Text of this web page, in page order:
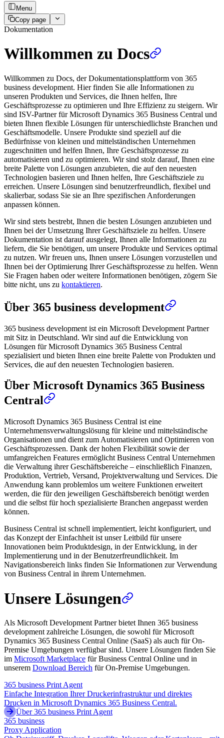
Menu
Copy page
Dokumentation
Willkommen zu Docs
Willkommen zu Docs, der Dokumentationsplattform von 365
business development. Hier finden Sie alle Informationen zu
unseren Produkten und Services, die Ihnen helfen, Ihre
Geschäftsprozesse zu optimieren und Ihre Effizienz zu steigern. Wir
sind ISV-Partner für Microsoft Dynamics 365 Business Central und
bieten Ihnen flexible Lösungen für unterschiedlichste Branchen und
Geschäftsmodelle. Unsere Produkte sind speziell auf die
Bedürfnisse von kleinen und mittelständischen Unternehmen
zugeschnitten und helfen Ihnen, Ihre Geschäftsprozesse zu
automatisieren und zu optimieren. Wir sind stolz darauf, Ihnen eine
breite Palette von Lösungen anzubieten, die auf den neuesten
Technologien basieren und Ihnen helfen, Ihre Geschäftsziele zu
erreichen. Unsere Lösungen sind benutzerfreundlich, flexibel und
skalierbar, sodass Sie sie an Ihre spezifischen Anforderungen
anpassen können.
Wir sind stets bestrebt, Ihnen die besten Lösungen anzubieten und
Ihnen bei der Umsetzung Ihrer Geschäftsziele zu helfen. Unsere
Dokumentation ist darauf ausgelegt, Ihnen alle Informationen zu
liefern, die Sie benötigen, um unsere Produkte und Services optimal
zu nutzen. Wir freuen uns, Ihnen unsere Lösungen vorzustellen und
Ihnen bei der Optimierung Ihrer Geschäftsprozesse zu helfen. Wenn
Sie Fragen haben oder weitere Informationen benötigen, zögern Sie
bitte nicht, uns zu kontaktieren.
Über 365 business development
365 business development ist ein Microsoft Development Partner
mit Sitz in Deutschland. Wir sind auf die Entwicklung von
Lösungen für Microsoft Dynamics 365 Business Central
spezialisiert und bieten Ihnen eine breite Palette von Produkten und
Services, die auf den neuesten Technologien basieren.
Über Microsoft Dynamics 365 Business
Central
Microsoft Dynamics 365 Business Central ist eine
Unternehmensverwaltungslösung für kleine und mittelständische
Organisationen und dient zum Automatisieren und Optimieren von
Geschäftsprozessen. Dank der hohen Flexibilität sowie der
umfangreichen Features ermöglicht Business Central Unternehmen
die Verwaltung ihrer Geschäftsbereiche – einschließlich Finanzen,
Produktion, Vertrieb, Versand, Projektverwaltung und Services. Die
Anwendung kann problemlos um weitere Funktionen erweitert
werden, die für den jeweiligen Geschäftsbereich benötigt werden
und die selbst für hoch spezialisierte Branchen angepasst werden
können.
Business Central ist schnell implementiert, leicht konfiguriert, und
das Konzept der Einfachheit ist unser Leitbild für unsere
Innovationen beim Produktdesign, in der Entwicklung, in der
Implementierung und in der Benutzerfreundlichkeit. Im
Navigationsbereich links finden Sie Informationen zur Verwendung
von Business Central in ihrem Unternehmen.
Unsere Lösungen
Als Microsoft Development Partner bietet Ihnen 365 business
development zahlreiche Lösungen, die sowohl für Microsoft
Dynamics 365 Business Central Online (SaaS) als auch für On-
Premise Umgebungen verfügbar sind. Unsere Lösungen finden Sie
im Microsoft Marketplace für Business Central Online und in
unserem Download Bereich für On-Premise Umgebungen.
365 business Print Agent
Einfache Integration Ihrer Druckerinfrastruktur und direktes
Drucken in Microsoft Dynamics 365 Business Central.
Über 365 business Print Agent
365 business
Proxy Application